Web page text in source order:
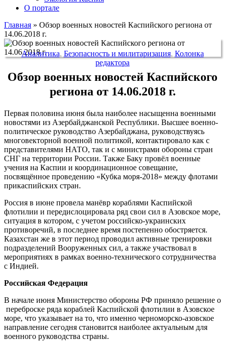
О портале
Главная » Обзор военных новостей Каспийского региона от
14.06.2018 г.
Аналитика, Безопасность и милитаризация, Колонка
редактора
Обзор военных новостей Каспийского
региона от 14.06.2018 г.
Первая половина июня была наиболее насыщенна военными
новостями из Азербайджанской Республики. Высшее военно-
политическое руководство Азербайджана, руководствуясь
многовекторной военной политикой, контактировало как с
представителями НАТО, так и с министрами обороны стран
СНГ на территории России. Также Баку провёл военные
учения на Каспии и координационное совещание,
посвящённое проведению «Кубка моря-2018» между флотами
прикаспийских стран.
Россия в июне провела манёвр кораблями Каспийской
флотилии и передислоцировала ряд свои сил в Азовское море,
ситуация в котором, с учетом российско-украинских
противоречий, в последнее время постепенно обостряется.
Казахстан же в этот период проводил активные тренировки
подразделений Вооруженных сил, а также участвовал в
мероприятиях в рамках военно-технического сотрудничества
с Индией.
Российская Федерация
В начале июня Министерство обороны РФ приняло решение о
переброске ряда кораблей Каспийской флотилии в Азовское
море, что указывает на то, что именно черноморско-азовское
направление сегодня становится наиболее актуальным для
военного руководства страны.